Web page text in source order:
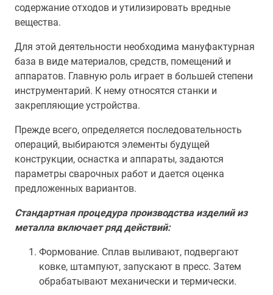
содержание отходов и утилизировать вредные
вещества.
Для этой деятельности необходима мануфактурная
база в виде материалов, средств, помещений и
аппаратов. Главную роль играет в большей степени
инструментарий. К нему относятся станки и
закрепляющие устройства.
Прежде всего, определяется последовательность
операций, выбираются элементы будущей
конструкции, оснастка и аппараты, задаются
параметры сварочных работ и дается оценка
предложенных вариантов.
Стандартная процедура производства изделий из
металла включает ряд действий:
Формование. Сплав выливают, подвергают
ковке, штампуют, запускают в пресс. Затем
обрабатывают механически и термически.